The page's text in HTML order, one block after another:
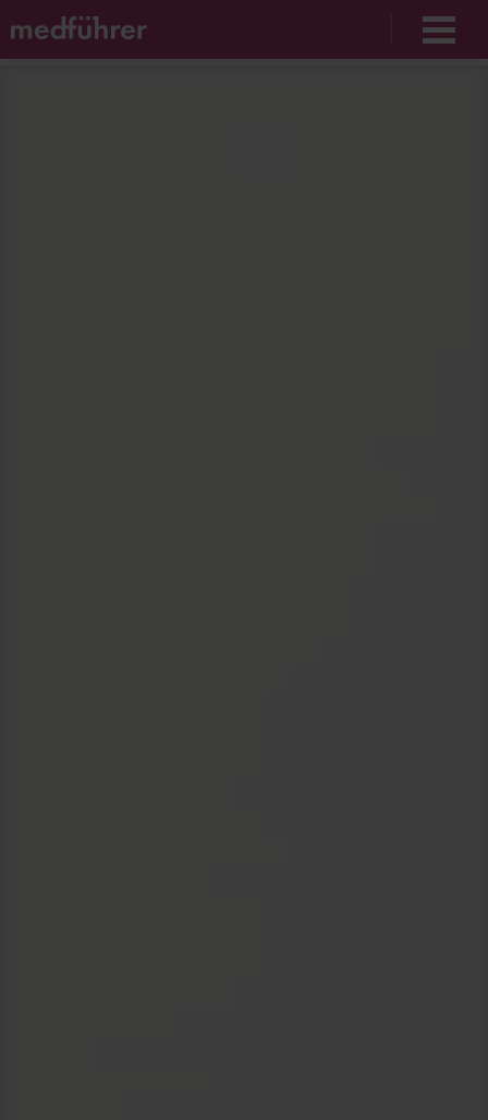
Unable to find opt-out content div: "matomo-opt-
out"